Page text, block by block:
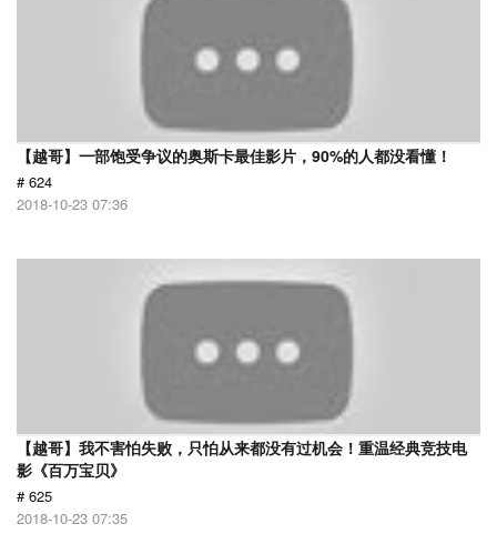
【越哥】一部饱受争议的奥斯卡最佳影片，90%的人都没看懂！
# 624
2018-10-23 07:36
【越哥】我不害怕失败，只怕从来都没有过机会！重温经典竞技电
影《百万宝贝》
# 625
2018-10-23 07:35